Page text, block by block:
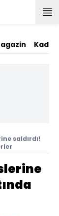
Kadın
saldırdı!